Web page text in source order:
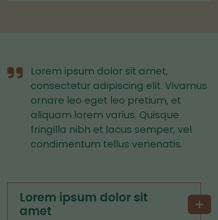
Lorem ipsum dolor sit amet,
consectetur adipiscing elit. Vivamus
ornare leo eget leo pretium, et
aliquam lorem varius. Quisque
fringilla nibh et lacus semper, vel
condimentum tellus venenatis.
Lorem ipsum dolor sit
amet